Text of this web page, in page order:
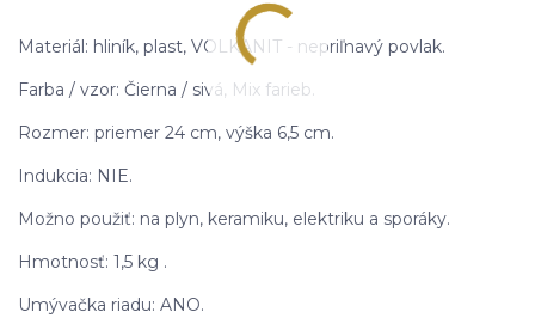
Materiál: hliník, plast, VOLKANIT - nepriľnavý povlak.
Farba / vzor: Čierna / sivá, Mix farieb.
Rozmer: priemer 24 cm, výška 6,5 cm.
Indukcia: NIE.
Možno použiť: na plyn, keramiku, elektriku a sporáky.
Hmotnosť: 1,5 kg .
Umývačka riadu: ANO.